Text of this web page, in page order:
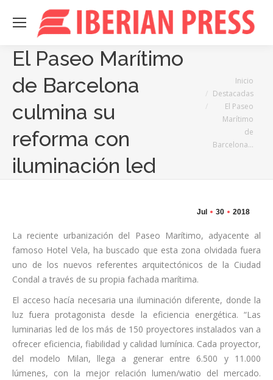
El Paseo Marítimo
de Barcelona
culmina su
reforma con
iluminación led
Inicio
Destacadas
El Paseo
Marítimo
de
Barcelona…
Jul 30 2018
La reciente urbanización del Paseo Marítimo, adyacente al
famoso Hotel Vela, ha buscado que esta zona olvidada fuera
uno de los nuevos referentes arquitectónicos de la Ciudad
Condal a través de su propia fachada marítima.
El acceso hacía necesaria una iluminación diferente, donde la
luz fuera protagonista desde la eficiencia energética. “Las
luminarias led de los más de 150 proyectores instalados van a
ofrecer eficiencia, fiabilidad y calidad lumínica. Cada proyector,
del modelo Milan, llega a generar entre 6.500 y 11.000
lúmenes, con la mejor relación lumen/watio del mercado.